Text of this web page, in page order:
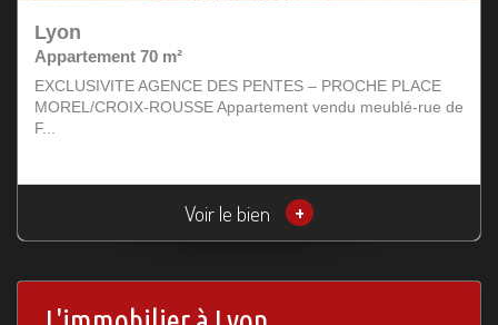
Lyon
Appartement 70 m²
EXCLUSIVITE AGENCE DES PENTES – PROCHE PLACE
MOREL/CROIX-ROUSSE Appartement vendu meublé-rue de
F...
Voir le bien +